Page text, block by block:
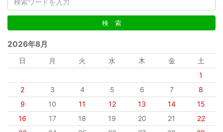
2026年8月
日 月 火 水 木 金
土
1
2
3 4 5 6 7
8
9
10 11 12 13 14
15
16
17 18 19 20 21
22